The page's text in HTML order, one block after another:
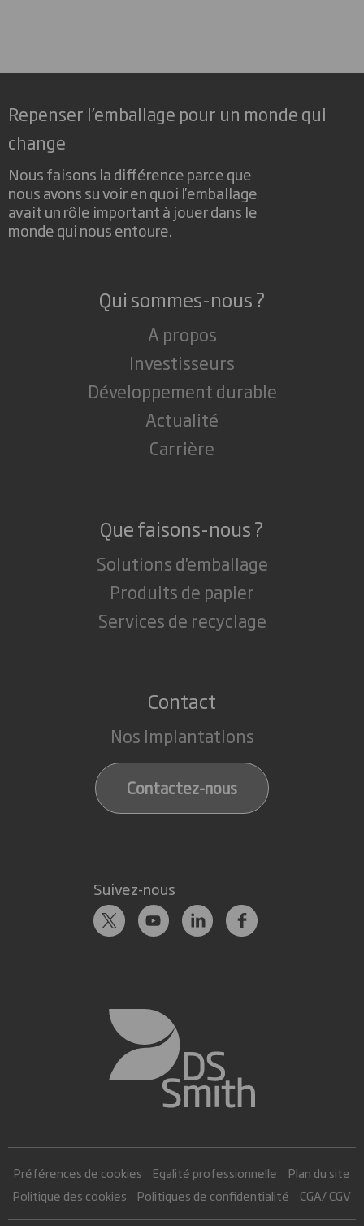
Repenser l’emballage pour un monde qui
change
Nous faisons la différence parce que
nous avons su voir en quoi l'emballage
avait un rôle important à jouer dans le
monde qui nous entoure.
Qui sommes-nous ?
A propos
Investisseurs
Développement durable
Actualité
Carrière
Que faisons-nous ?
Solutions d'emballage
Produits de papier
Services de recyclage
Contact
Nos implantations
Contactez-nous
Suivez-nous
Préférences de cookies Egalité professionnelle
Plan du site
Politique des cookies
Politiques de confidentialité CGA/ CGV